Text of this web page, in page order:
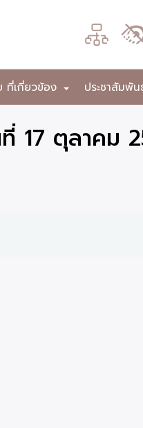
เมนู
เปลี่
ผล
+
ที่เกี่ยวข้อง ประชาสัมพัน
17 ตุลาคม